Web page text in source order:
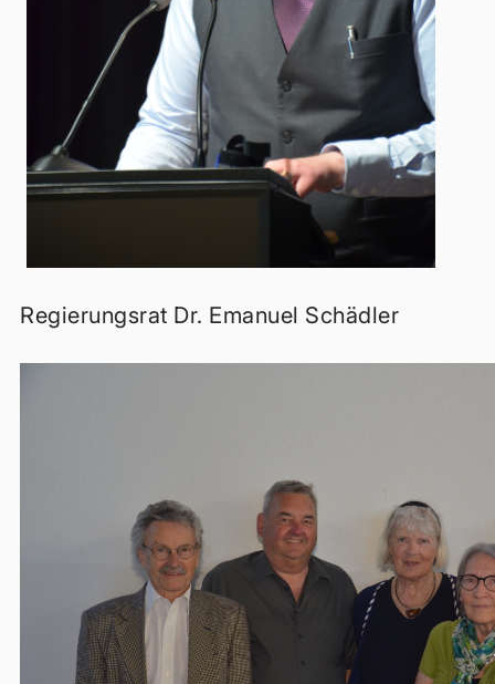
Regierungsrat Dr. Emanuel Schädler